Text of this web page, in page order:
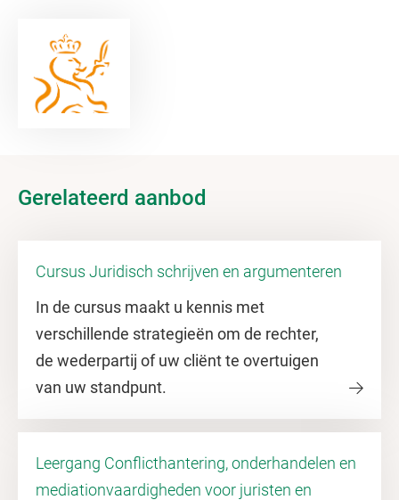
Gerelateerd aanbod
Cursus Juridisch schrijven en argumenteren
In de cursus maakt u kennis met
verschillende strategieën om de rechter,
de wederpartij of uw cliënt te overtuigen
van uw standpunt.
Leergang Conflicthantering, onderhandelen en
mediationvaardigheden voor juristen en